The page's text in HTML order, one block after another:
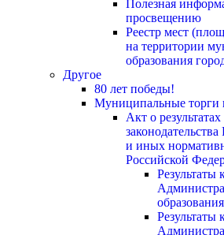
Полезная
просвещению
Реестр мест
на территории
образования
Другое
80 лет победы!
Муниципальные торги
Акт о
и иных
Российской
Результаты
Результаты